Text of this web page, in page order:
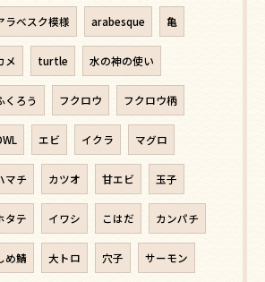
ラベスク模様 arabesque 亀
メ turtle 水の神の使い
くろう フクロウ フクロウ柄
エビ イクラ マグロ
マチ カツオ 甘エビ 玉子
タテ イワシ こはだ カンパチ
め鯖 大トロ 穴子 サーモン